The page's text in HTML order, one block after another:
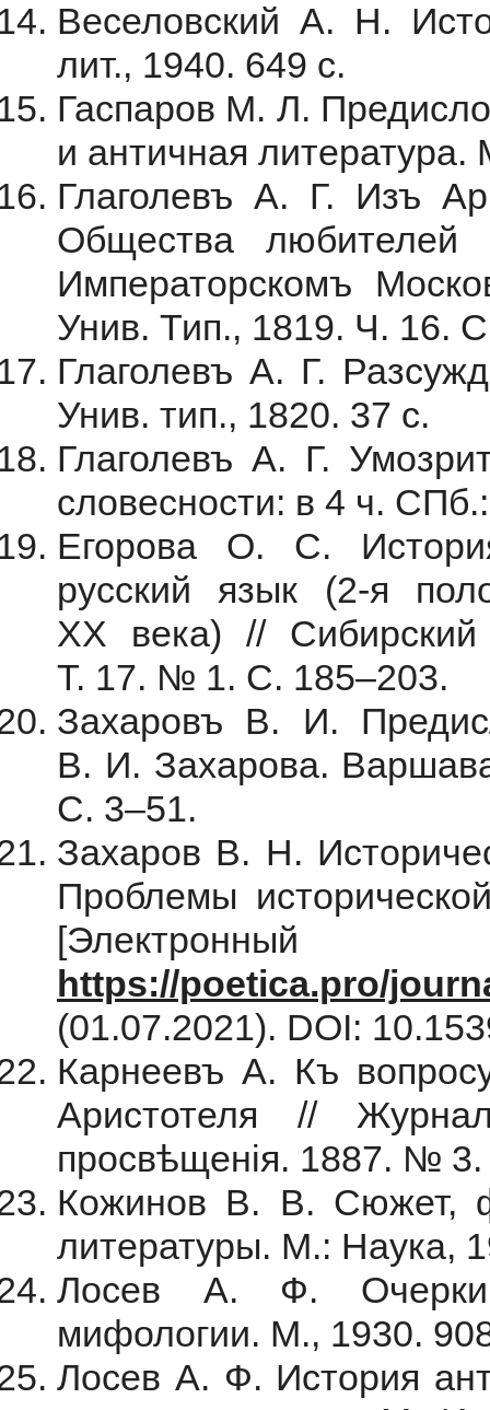
Веселовский А. Н.
лит., 1940. 649 с.
Гаспаров М. Л.
и античная
Глаголевъ А. Г. Изъ
Общества любителей
Императорскомъ
Унив. Тип., 1819. Ч. 16.
Глаголевъ А. Г.
Унив. тип., 1820. 37 с.
Глаголевъ А. Г.
словесности: в 4 ч.
Егорова О. С.
русский язык (2-я
XX века) //
Т. 17. № 1. С. 185–203.
Захаровъ В. И.
В. И. Захарова.
С. 3–51.
Захаров В. Н.
Проблемы
https://poetica.pro/
(01.07.2021). DOI:
Карнеевъ А. Къ
Аристотеля //
просвѣщенiя. 1887. №
Кожинов В. В. Сюжет,
литературы. М.: Наука,
Лосев А. Ф. Очерки
мифологии. М., 1930.
Лосев А. Ф. История